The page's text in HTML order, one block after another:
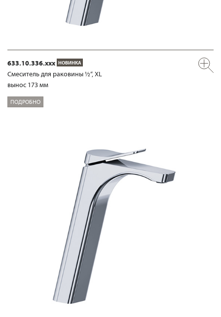
633.10.336.xxx НОВИНКА
Смеситель для раковины ½“, XL
вынос 173 мм
ПОДРОБНО